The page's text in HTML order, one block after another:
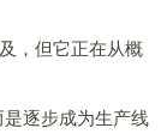
，但它正在从概
逐步成为生产线